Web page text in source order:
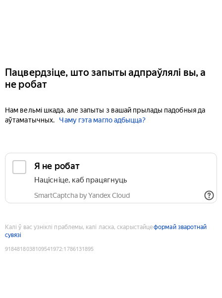
Пацвердзіце, што запыты адпраўлялі вы, а
не робат
Нам вельмі шкада, але запыты з вашай прылады падобныя да
аўтаматычных.
Чаму гэта магло адбыцца?
Я не робат
Націсніце, каб працягнуць
SmartCaptcha by Yandex Cloud
Калі ў вас узніклі праблемы, калі ласка, скарыстайцеформай зваротнай
сувязі
9184818038109541972:1786131895